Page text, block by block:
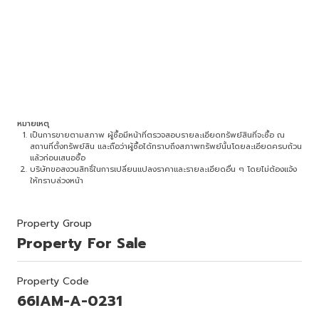
หมายเหตุ
เป็นการขายตามสภาพ ผู้ซื้อมีหน้าที่ตรวจสอบรายละเอียดทรัพย์สินที่จะซื้อ ณ
สถานที่ตั้งทรัพย์สิน และถือว่าผู้ซื้อได้ทราบถึงสภาพทรัพย์นั้นโดยละเอียดครบถ้วน
แล้วก่อนเสนอซื้อ
บริษัทขอสงวนสิทธิ์ในการเปลี่ยนแปลงราคาและรายละเอียดอื่น ๆ โดยไม่ต้องแจ้ง
ให้ทราบล่วงหน้า
Property Group
Property For Sale
Property Code
66IAM-A-0231